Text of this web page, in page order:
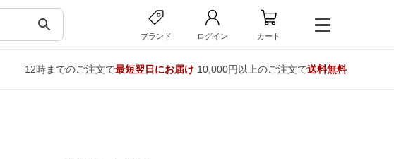
search
ブランド ログイン カート
12時までのご注文で最短翌日にお届け10,000円以上のご注文で送料無料